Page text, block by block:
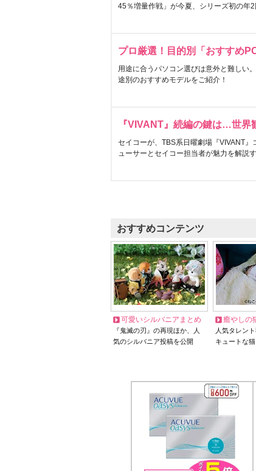
45％増量作戦」が今夏、シリーズ初の年2
プロ厳選！目的別「おすすめ
用途に合うパソコン選びは意外と難しい
途別のおすすめモデルをご紹介！
『VIVANT』続編の鍵は…世界
セイコーが、TBS系日曜劇場『VIVANT
ューサーとセイコー担当者が魅力を解説す
おすすめコンテンツ
可愛いシルバニアまとめ
『鬼滅の刃』の再現ほか、人
気のシルバニア投稿を公開
癒やしの
人気タレン
キュートな猫